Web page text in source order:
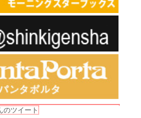
のツイート